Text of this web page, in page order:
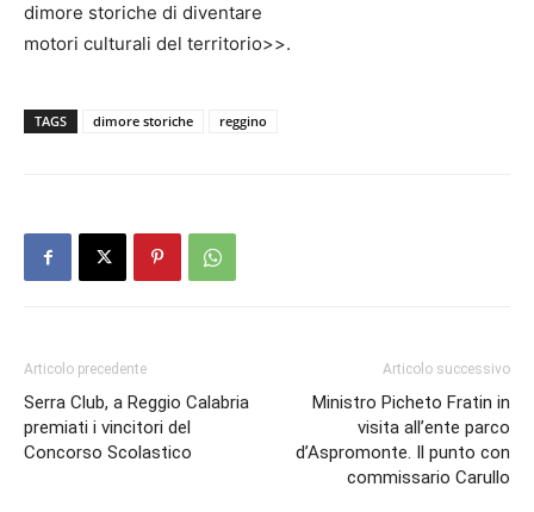
dimore storiche di diventare
motori culturali del territorio>>.
TAGS dimore storiche reggino
Articolo precedente
Serra Club, a Reggio Calabria
premiati i vincitori del
Concorso Scolastico
Articolo successivo
Ministro Picheto Fratin in
visita all’ente parco
d’Aspromonte. Il punto con
commissario Carullo